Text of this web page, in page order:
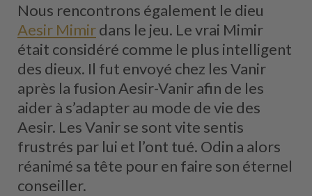
Nous rencontrons également le dieu
Aesir Mimirdans le jeu. Le vrai Mimir
était considéré comme le plus intelligent
des dieux. Il fut envoyé chez les Vanir
après la fusion Aesir-Vanir afin de les
aider à s’adapter au mode de vie des
Aesir. Les Vanir se sont vite sentis
frustrés par lui et l’ont tué. Odin a alors
réanimé sa tête pour en faire son éternel
conseiller.